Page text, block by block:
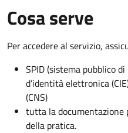
Cosa serve
Per accedere al servizio,
SPID (sistema pubblico
d’identità elettronica
(CNS)
tutta la documentazione
della pratica.